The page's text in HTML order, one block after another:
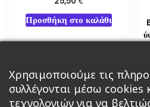
Προσθήκη στο καλάθι
Χρησιμοποιούμε τις
συλλέγονται μέσω cookies
τεχνολογιών για να